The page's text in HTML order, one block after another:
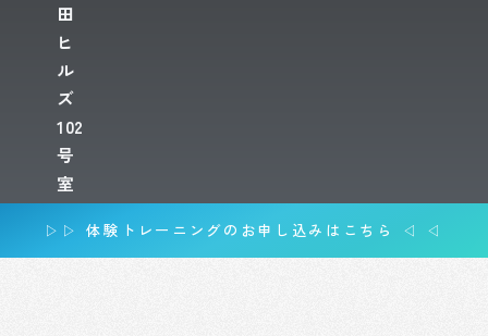
田
ヒ
ル
ズ
102
号
室
▷▷ 体験トレーニングのお申し込みはこちら ◁ ◁